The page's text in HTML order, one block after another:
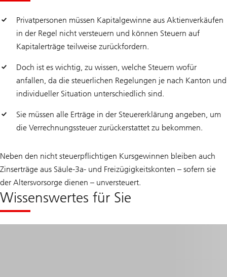
Privatpersonen müssen Kapitalgewinne aus Aktienverkäufen
in der Regel nicht versteuern und können Steuern auf
Kapitalerträge teilweise zurückfordern.
Doch ist es wichtig, zu wissen, welche Steuern wofür
anfallen, da die steuerlichen Regelungen je nach Kanton und
individueller Situation unterschiedlich sind.
Sie müssen alle Erträge in der Steuererklärung angeben, um
die Verrechnungssteuer zurückerstattet zu bekommen.
Neben den nicht steuerpflichtigen Kursgewinnen bleiben auch
Zinserträge aus Säule-3a- und Freizügigkeitskonten – sofern sie
der Altersvorsorge dienen – unversteuert.
Wissenswertes für Sie